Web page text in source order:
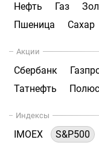
Нефть Газ
Пшеница
Сахар
Акции
Сбербанк
Татнефть
Полюс
Индексы
IMOEX S&P500